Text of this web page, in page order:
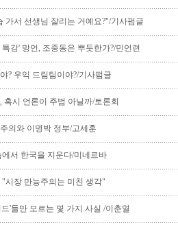
가서 선생님 잘리는 거예요?"/기사펌글
강' 망언, 조중동은 뿌듯한가?/민언련
? 우익 드림팀이야?/기사펌글
혹시 언론이 주범 아닐까/토론회
의와 이명박 정부/고세훈
에서 한국을 지운다/미네르바
"시장 만능주의는 미친 생각"
'들만 모르는 몇 가지 사실 /이춘열